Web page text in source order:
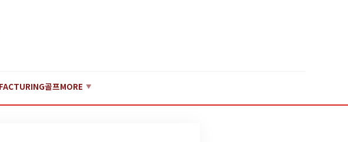
골프MORE ▼